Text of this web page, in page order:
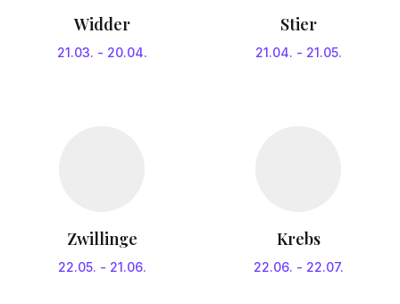
Widder
21.03. - 20.04.
Stier
21.04. - 21.05.
Zwillinge
22.05. - 21.06.
Krebs
22.06. - 22.07.